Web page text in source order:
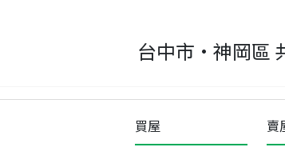
台中市·神岡區
買屋 賣